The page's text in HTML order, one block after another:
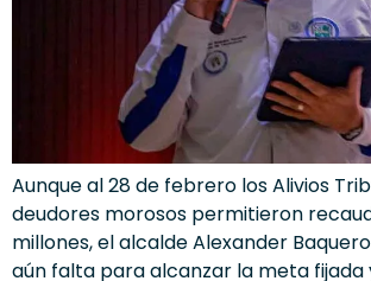
Aunque al 28 de febrero los Alivios
deudores morosos permitieron
millones, el alcalde Alexander
aún falta para alcanzar la meta fijada